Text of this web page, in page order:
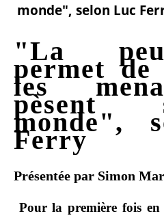
monde", selon Luc
"La
permet de
les
monde",
Ferry
Présentée par Simon
Pour la première fois en